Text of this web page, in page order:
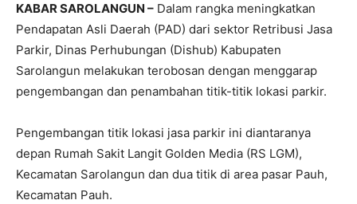
KABAR SAROLANGUN – Dalam rangka meningkatkan
Pendapatan Asli Daerah (PAD) dari sektor Retribusi Jasa
Parkir, Dinas Perhubungan (Dishub) Kabupaten
Sarolangun melakukan terobosan dengan menggarap
pengembangan dan penambahan titik-titik lokasi parkir.
Pengembangan titik lokasi jasa parkir ini diantaranya
depan Rumah Sakit Langit Golden Media (RS LGM),
Kecamatan Sarolangun dan dua titik di area pasar Pauh,
Kecamatan Pauh.